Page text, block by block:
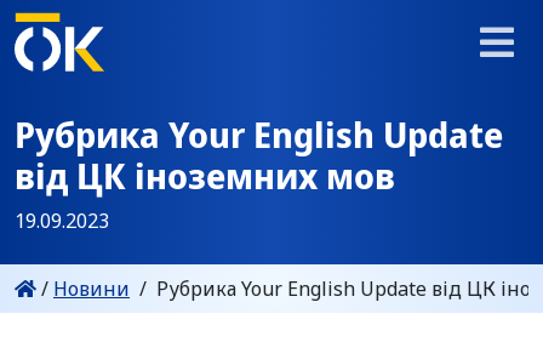
Рубрика Your English Update
від ЦК іноземних мов
19.09.2023
/ Новини / Рубрика Your English Update від ЦК